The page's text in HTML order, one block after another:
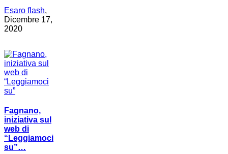
Esaro flash,
Dicembre 17,
2020
Fagnano,
iniziativa sul
web di
“Leggiamoci
su”…